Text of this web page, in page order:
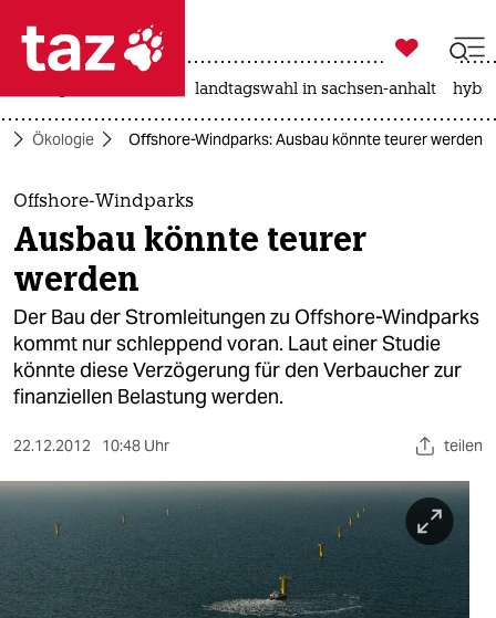
 taz zahl ich
taz zahl ich
themen
politik
öko
gesellschaft
kultur
sport
berlin
nord
wahrheit

taz zahl ich
landtagswahl in sachsen-anhalt
Ökologie Offshore-Windparks: Ausbau könnte teurer werden
Offshore-Windparks
Ausbau könnte teurer
werden
Der Bau der Stromleitungen zu Offshore-Windparks
kommt nur schleppend voran. Laut einer Studie
könnte diese Verzögerung für den Verbaucher zur
finanziellen Belastung werden.
22.12.2012 10:48 Uhr teilen